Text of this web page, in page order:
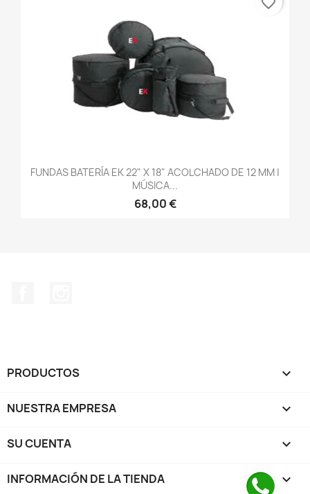
FUNDAS BATERÍA EK 22" X 18" ACOLCHADO DE 12 MM |
MÚSICA...
68,00 €
PRODUCTOS 
NUESTRA EMPRESA 
SU CUENTA 
INFORMACIÓN DE LA TIENDA keyboard_arrow_down